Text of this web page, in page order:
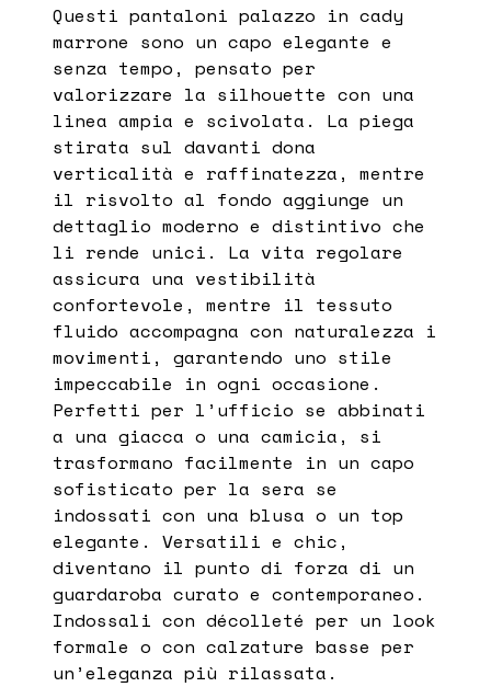
Questi pantaloni palazzo in cady
marrone sono un capo elegante e
senza tempo, pensato per
valorizzare la silhouette con una
linea ampia e scivolata. La piega
stirata sul davanti dona
verticalità e raffinatezza, mentre
il risvolto al fondo aggiunge un
dettaglio moderno e distintivo che
li rende unici. La vita regolare
assicura una vestibilità
confortevole, mentre il tessuto
fluido accompagna con naturalezza i
movimenti, garantendo uno stile
impeccabile in ogni occasione.
Perfetti per l’ufficio se abbinati
a una giacca o una camicia, si
trasformano facilmente in un capo
sofisticato per la sera se
indossati con una blusa o un top
elegante. Versatili e chic,
diventano il punto di forza di un
guardaroba curato e contemporaneo.
Indossali con décolleté per un look
formale o con calzature basse per
un’eleganza più rilassata.